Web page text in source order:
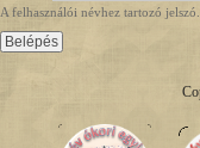
A felhasználói névhez tartozó jelszó.